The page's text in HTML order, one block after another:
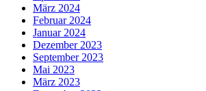
März 2024
Februar 2024
Januar 2024
Dezember 2023
September 2023
Mai 2023
März 2023